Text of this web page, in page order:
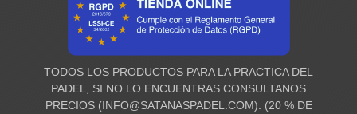
TODOS LOS PRODUCTOS PARA LA PRACTICA DEL
PADEL, SI NO LO ENCUENTRAS CONSULTANOS
PRECIOS (INFO@SATANASPADEL.COM). (20 % DE